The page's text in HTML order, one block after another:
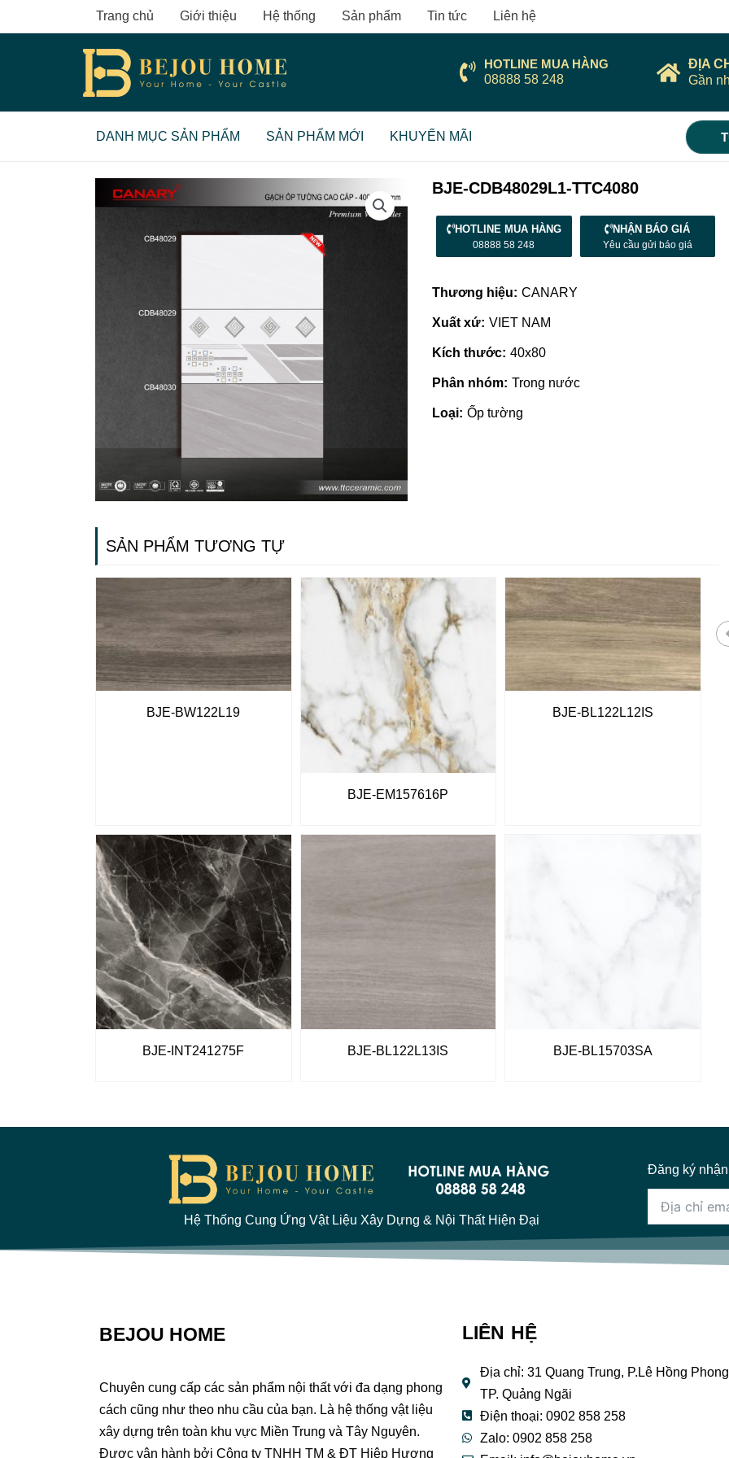
to
Trang chủ Giới thiệu Hệ thống Sản phẩm Tin tức Liên hệ
HOTLINE MUA HÀNG
08888 58 248
ĐỊA
Gần
DANH MỤC SẢN PHẨM SẢN PHẨM MỚI KHUYẾN MÃI
BJE-CDB48029L1-TTC4080
HOTLINE MUA HÀNG
08888 58 248
NHẬN BÁO GIÁ
Yêu cầu gửi báo giá
Thương hiệu: CANARY
Xuất xứ: VIET NAM
Kích thước: 40x80
Phân nhóm: Trong nước
Loại: Ốp tường
SẢN PHẨM TƯƠNG TỰ
BJE-BW122L19
BJE-EM157616P
BJE-BL122L12IS
BJE-INT241275F BJE-BL122L13IS BJE-BL15703SA
Giá vật liệu xây dựng tại Quảng
Hệ Thống Cung Ứng Vật Liệu Xây Dựng & Nội Thất Hiện Đại
Đăng ký
BEJOU HOME
Chuyên cung cấp các sản phẩm nội thất với đa dạng phong
cách cũng như theo nhu cầu của bạn. Là hệ thống vật liệu
xây dựng trên toàn khu vực Miền Trung và Tây Nguyên.
Được vận hành bởi Công ty TNHH TM & ĐT Hiệp Hương
LIÊN HỆ
Địa chỉ: 31 Quang Trung, P.Lê Hồng
TP. Quảng Ngãi
Điện thoại: 0902 858 258
Zalo: 0902 858 258